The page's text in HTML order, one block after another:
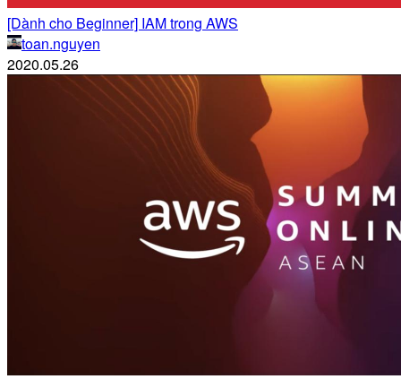
[Dành cho Beginner] IAM trong AWS
toan.nguyen
2020.05.26